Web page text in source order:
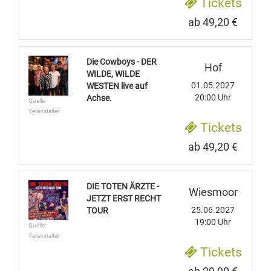
Tickets
ab 49,20 €
Quelle:
Veranstalter
Die Cowboys - DER
WILDE, WILDE
WESTEN live auf
Achse.
Hof
01.05.2027
20:00 Uhr
Tickets
ab 49,20 €
Quelle:
Veranstalter
DIE TOTEN ÄRZTE -
JETZT ERST RECHT
TOUR
Wiesmoor
25.06.2027
19:00 Uhr
Tickets